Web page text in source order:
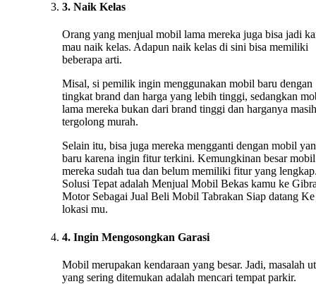
3. Naik Kelas
Orang yang menjual mobil lama mereka juga bisa jadi
mau naik kelas. Adapun naik kelas di sini bisa memiliki
beberapa arti.
Misal, si pemilik ingin menggunakan mobil baru dengan
tingkat brand dan harga yang lebih tinggi, sedangkan
lama mereka bukan dari brand tinggi dan harganya masih
tergolong murah.
Selain itu, bisa juga mereka mengganti dengan mobil
baru karena ingin fitur terkini. Kemungkinan besar mobil
mereka sudah tua dan belum memiliki fitur yang
Solusi Tepat adalah Menjual Mobil Bekas kamu ke
Motor Sebagai Jual Beli Mobil Tabrakan Siap datang Ke
lokasi mu.
4. Ingin Mengosongkan Garasi
Mobil merupakan kendaraan yang besar. Jadi, masalah
yang sering ditemukan adalah mencari tempat parkir.